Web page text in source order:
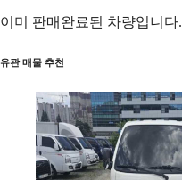
이미 판매완료된 차량입니다.
유관 매물 추천